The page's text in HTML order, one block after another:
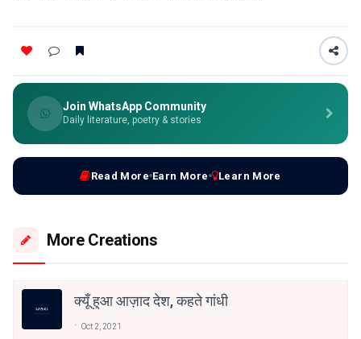
Join WhatsApp Community
Daily literature, poetry & stories
Read More Earn More Learn More
More Creations
क्यूँ हुआ आज़ाद देश, कहते गांधी
Oct 2, 2021